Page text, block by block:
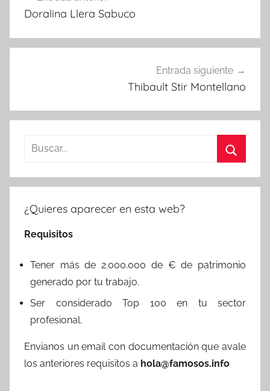
deDoralina Llera Sabuco
Entrada siguiente
Thibault Stir Montellano
Buscar:
¿Quieres aparecer en esta web?
Requisitos
Tener más de 2.000.000 de € de patrimonio
generado por tu trabajo.
Ser considerado Top 100 en tu sector
profesional.
Envianos un email con documentación que avale
los anteriores requisitos a hola@famosos.info